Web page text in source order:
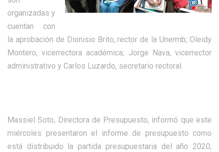
organizadas y
cuentan con
la aprobación de Dionisio Brito, rector de la Unermb; Oleidy
Montero, vicerrectora académica; Jorge Nava, vicerrector
administrativo y Carlos Luzardo, secretario rectoral.
Massiel Soto, Directora de Presupuesto, informó que este
miércoles presentaron el informe de presupuesto como
está distribuido la partida presupuestaria del año 2020,